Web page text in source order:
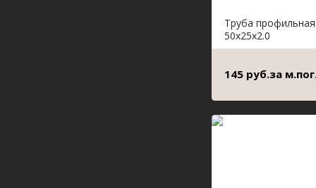
Труба профильная
50х25х2.0
145 руб.за